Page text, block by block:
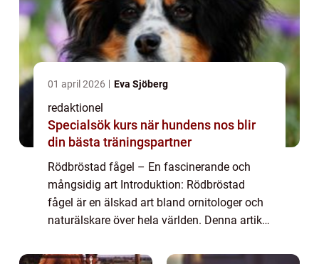
01 april 2026 Eva Sjöberg
redaktionel
Specialsök kurs när hundens nos blir
din bästa träningspartner
Rödbröstad fågel – En fascinerande och
mångsidig art Introduktion: Rödbröstad
fågel är en älskad art bland ornitologer och
naturälskare över hela världen. Denna artikel
arten samt analysera dess olika...